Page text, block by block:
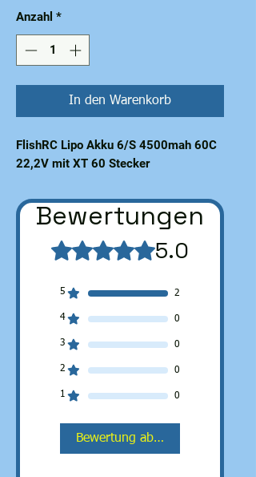
Anzahl *
In den Warenkorb
FlishRC Lipo Akku 6/S 4500mah 60C
22,2V mit XT 60 Stecker
Bewertungen
Mit 5 von 5 Sternen bewertet.
5.0
5 2
4 0
3 0
2 0
1 0
Bewertung abgeben